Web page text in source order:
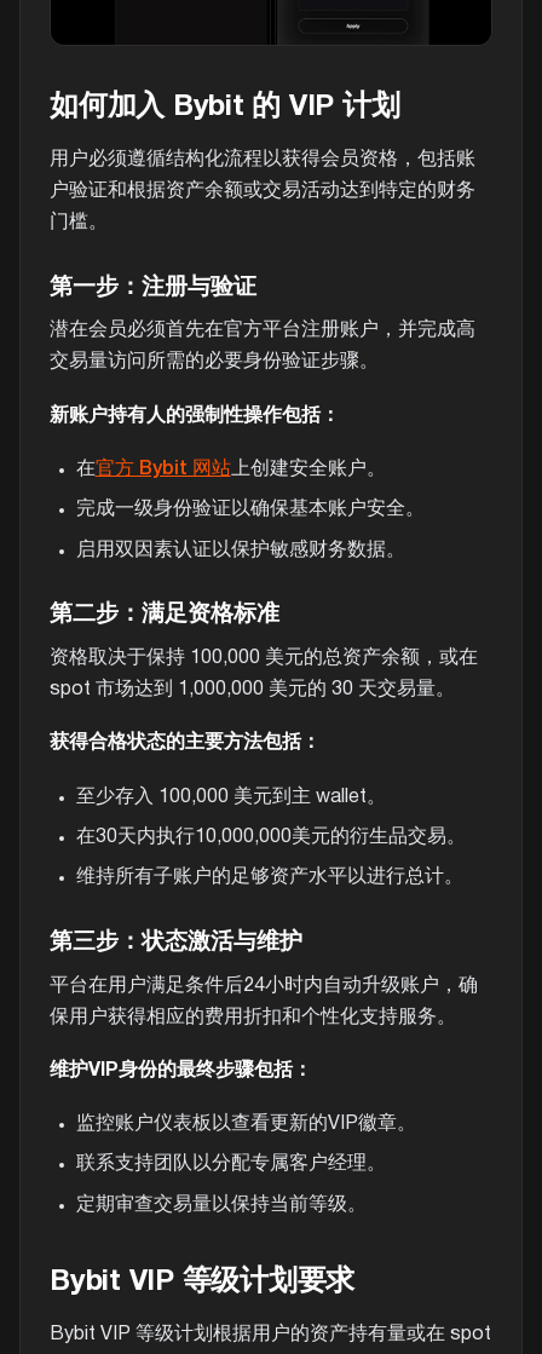
如何加入 Bybit 的 VIP 计划
用户必须遵循结构化流程以获得会员资格，包括账
户验证和根据资产余额或交易活动达到特定的财务
门槛。
第一步：注册与验证
潜在会员必须首先在官方平台注册账户，并完成高
交易量访问所需的必要身份验证步骤。
新账户持有人的强制性操作包括：
在官方 Bybit 网站上创建安全账户。
完成一级身份验证以确保基本账户安全。
启用双因素认证以保护敏感财务数据。
第二步：满足资格标准
资格取决于保持 100,000 美元的总资产余额，或在
spot 市场达到 1,000,000 美元的 30 天交易量。
获得合格状态的主要方法包括：
至少存入 100,000 美元到主 wallet。
在30天内执行10,000,000美元的衍生品交易。
维持所有子账户的足够资产水平以进行总计。
第三步：状态激活与维护
平台在用户满足条件后24小时内自动升级账户，确
保用户获得相应的费用折扣和个性化支持服务。
维护VIP身份的最终步骤包括：
监控账户仪表板以查看更新的VIP徽章。
联系支持团队以分配专属客户经理。
定期审查交易量以保持当前等级。
Bybit VIP 等级计划要求
Bybit VIP 等级计划根据用户的资产持有量或在 spot